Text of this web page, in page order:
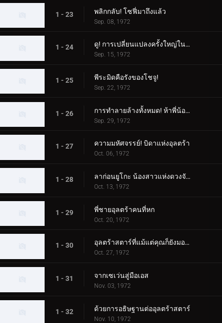
1 - 23 พลิกกลับ! โซฟี่มาถึงแล้ว
Sep. 08, 1972
1 - 24 ดู! การเปลี่ยนแปลงครั้งใหญ่ในตอนกลางคืน
Sep. 15, 1972
1 - 25 พีระมิดคือรังของโชจู!
Sep. 22, 1972
1 - 26 การทำลายล้างทั้งหมด! ห้าพี่น้องอุลตร้า
Sep. 29, 1972
1 - 27 ความมหัศจรรย์! บิดาแห่งอุลตร้า
Oct. 06, 1972
1 - 28 ลาก่อนยูโกะ น้องสาวแห่งดวงจันทร์
Oct. 13, 1972
1 - 29 พี่ชายอุลตร้าคนที่หก
Oct. 20, 1972
1 - 30 อุลตร้าสตาร์ที่แม้แต่คุณก็ยังมองเห็น
Oct. 27, 1972
1 - 31 จากเซเว่นสู่มือเอส
Nov. 03, 1972
1 - 32 ด้วยการอธิษฐานต่ออุลตร้าสตาร์
Nov. 10, 1972